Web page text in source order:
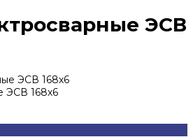
ЭСВ
ЭСВ 168х6